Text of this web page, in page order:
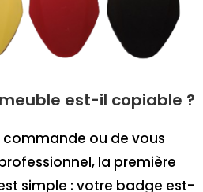
est-il copiable ?
ou de vous
la première
simple : votre badge est-